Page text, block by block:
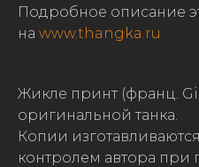
Подробное описание
на www.thangka.ru
Жикле принт (франц.
оригинальной танка.
Копии
контролем автора